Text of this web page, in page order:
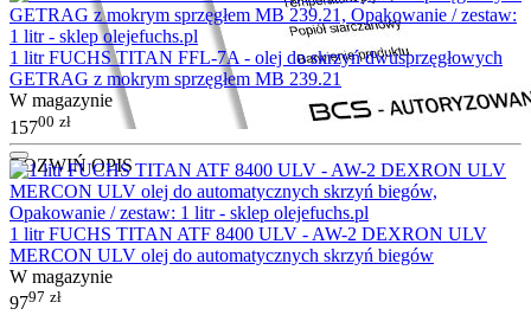
ROZWIŃ OPIS
1 litr FUCHS TITAN FFL-7A - olej do skrzyń dwusprzęgłowych
GETRAG z mokrym sprzęgłem MB 239.21
W magazynie
15700 zł
1 litr FUCHS TITAN ATF 8400 ULV - AW-2 DEXRON ULV
MERCON ULV olej do automatycznych skrzyń biegów
W magazynie
9797 zł